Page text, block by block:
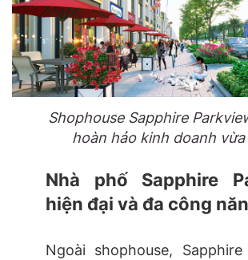
Shophouse Sapphire
hoàn hảo kinh doanh
Nhà phố Sapphire
hiện đại và đa công
Ngoài shophouse, Sapphire